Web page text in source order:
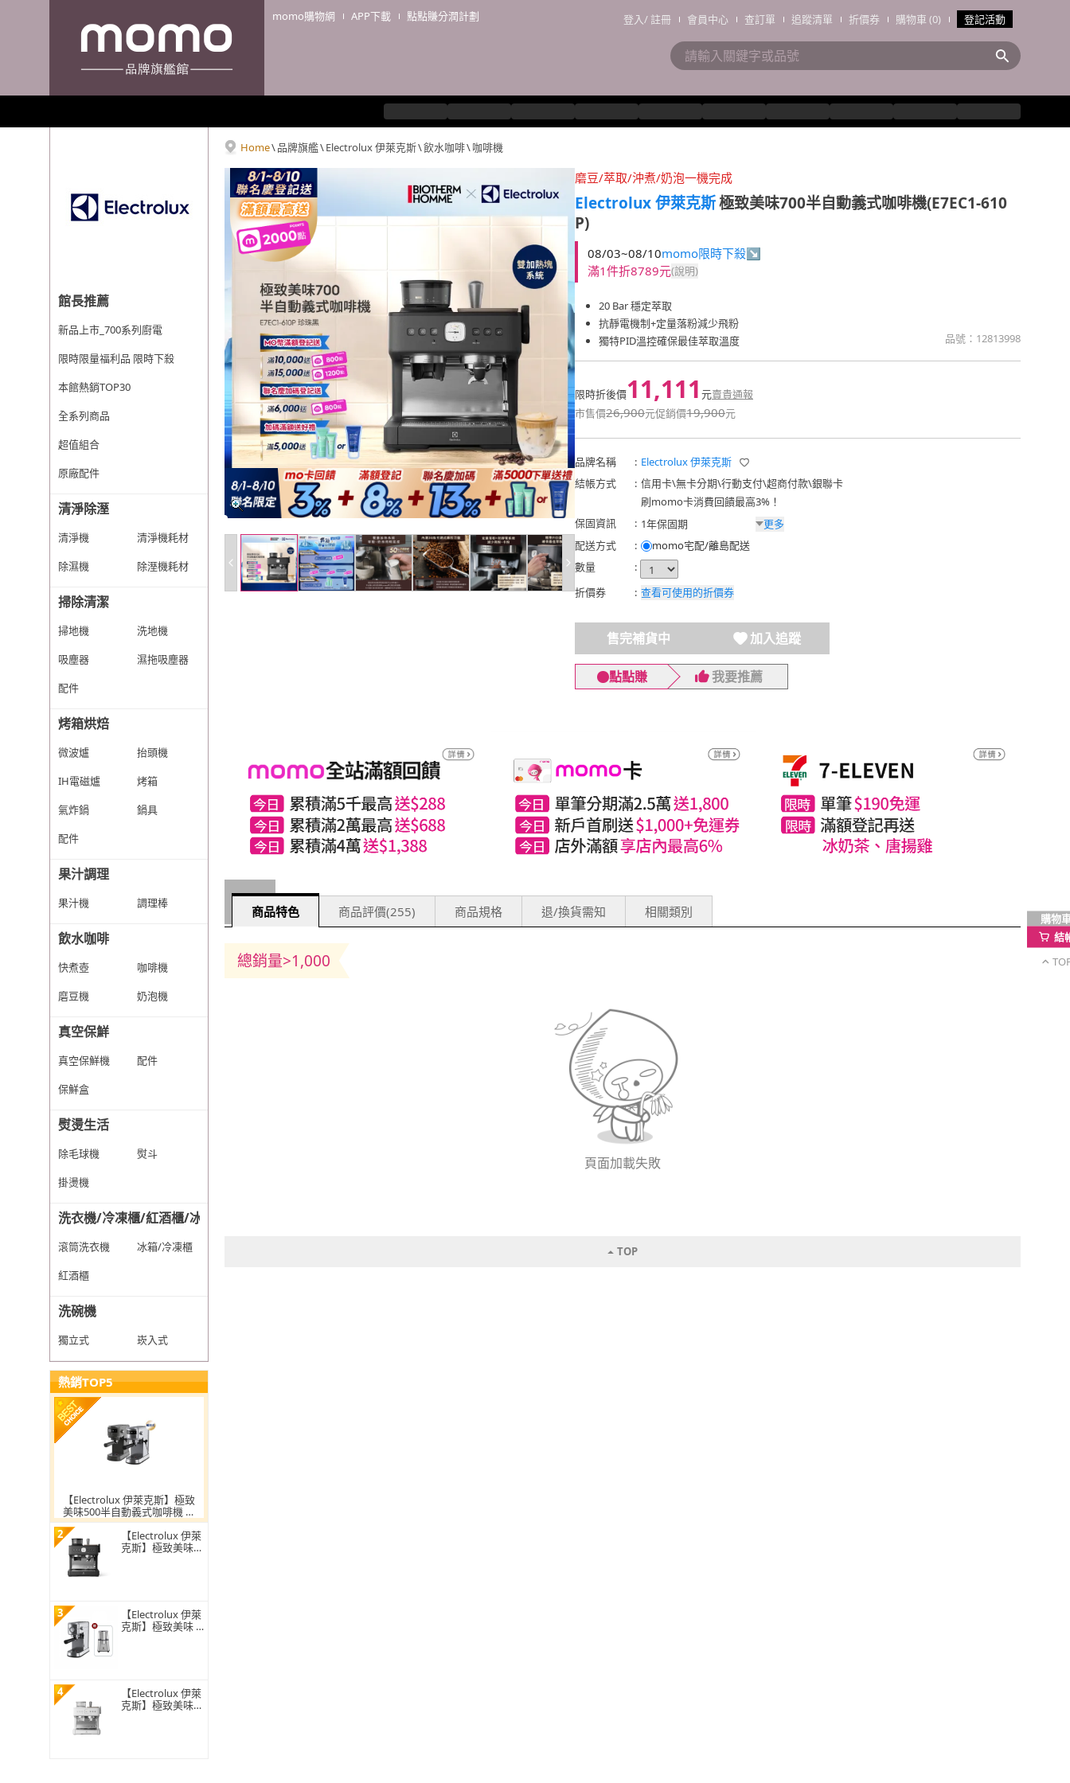
momo購物網 APP下載 點點賺分潤計劃 登入/註冊 會員中心 查訂單 追蹤清單 折價券 購物車 (0) 登記活動
館長推薦
新品上市_700系列廚電
限時限量福利品 限時下殺
本館熱銷TOP30
全系列商品
超值組合
原廠配件
清淨除溼
清淨機
清淨機耗材
除濕機
除溼機耗材
掃除清潔
掃地機
洗地機
吸塵器
濕拖吸塵器
配件
烤箱烘焙
微波爐
抬頭機
IH電磁爐
烤箱
氣炸鍋
鍋具
配件
果汁調理
果汁機 調理棒
飲水咖啡
快煮壺
咖啡機
磨豆機
奶泡機
真空保鮮
真空保鮮機
配件
保鮮盒
熨燙生活
除毛球機
熨斗
掛燙機
洗衣機/冷凍櫃/紅酒櫃/冰箱
滾筒洗衣機
冰箱/冷凍櫃
紅酒櫃
洗碗機
獨立式 崁入式
熱銷TOP5
【Electrolux 伊萊克斯】極致
美味500半自動義式咖啡機 兩
色任選(E5EC1-51ST/E5EC1-51
MB)
2
【Electrolux 伊萊
克斯】極致美味7
3
【Electrolux 伊萊
克斯】極致美味 5
4
【Electrolux 伊萊
克斯】極致美味7
Home\品牌旗艦\Electrolux 伊萊克斯\飲水咖啡\咖啡機
磨豆/萃取/沖煮/奶泡一機完成
Electrolux 伊萊克斯極致美味700半自動義式咖啡機(E7EC1-610
P)
08/03~08/10momo限時下殺↘
滿1件折8789元(說明)
20 Bar 穩定萃取
抗靜電機制+定量落粉減少飛粉
獨特PID溫控確保最佳萃取溫度
品號： 12813998
限時折後價11,111 元賣貴通報
市售價26,900元促銷價19,900元
品牌名稱 : Electrolux 伊萊克斯
結帳方式
: 信用卡\無卡分期\行動支付\超商付款\銀聯卡
刷momo卡消費回饋最高3%！
保固資訊
: 1年保固期
更多
配送方式
:
momo宅配/離島配送
數量
:
折價券
: 查看可使用的折價券
售完補貨中 加入追蹤
點點賺 我要推薦
商品特色 商品評價(255) 商品規格 退/換貨需知 相關類別
總銷量>1,000
頁面加載失敗
TOP
購物
結